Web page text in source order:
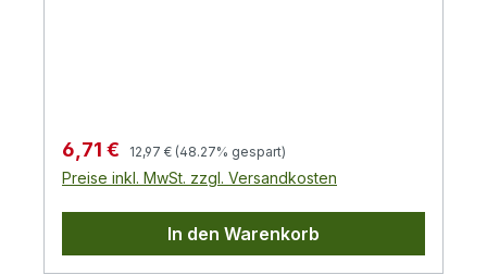
Verkaufspreis:
6,71 € Regulärer Preis:
12,97 € (48.27% gespart)
Preise inkl. MwSt. zzgl. Versandkosten
In den Warenkorb